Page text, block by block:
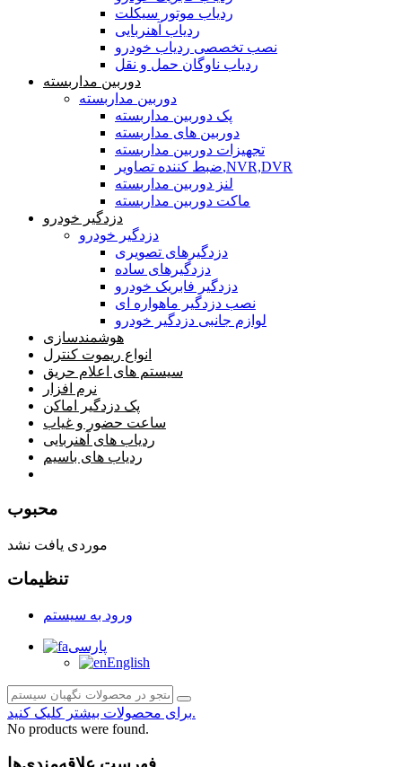
ردیاب موتور سیکلت
ردیاب آهنربایی
نصب تخصصی ردیاب خودرو
ردیاب ناوگان حمل و نقل
دوربین مداربسته
دوربین مداربسته
پک دوربین مداربسته
دوربین های مداربسته
تجهیزات دوربین مداربسته
ضبط کننده تصاویر,NVR,DVR
لنز دوربین مداربسته
ماکت دوربین مداربسته
دزدگیر خودرو
دزدگیر خودرو
دزدگیرهای تصویری
دزدگیرهای ساده
دزدگیر فابریک خودرو
نصب دزدگیر ماهواره ای
لوازم جانبی دزدگیر خودرو
هوشمندسازی
انواع ریموت کنترل
سیستم های اعلام حریق
نرم افزار
پک دزدگیر اماکن
ساعت حضور و غیاب
ردیاب های آهنربایی
ردیاب های باسیم
محبوب
موردی یافت نشد
تنظیمات
ورود به سیستم
پارسی
English
برای محصولات بیشتر کلیک کنید.
No products were found.